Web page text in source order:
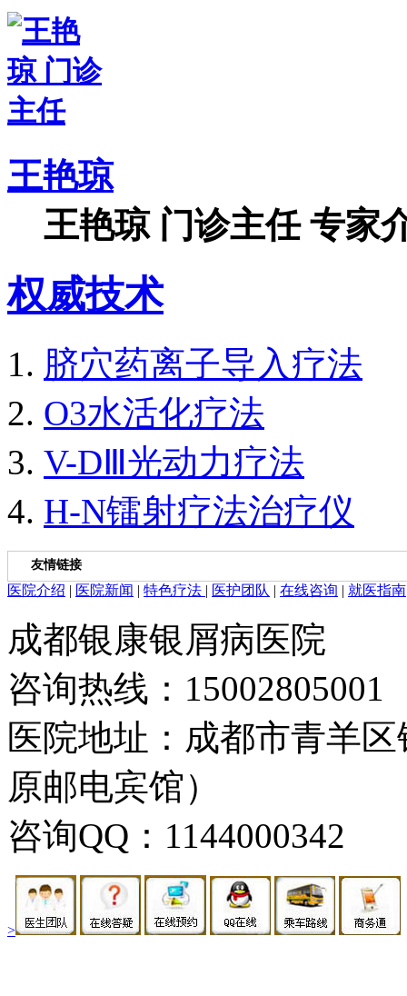
王艳琼
王艳琼 门诊主任 专家
权威技术
脐穴药离子导入疗法
O3水活化疗法
V-DⅢ光动力疗法
H-N镭射疗法治疗仪
友情链接
医院介绍 | 医院新闻 | 特色疗法 | 医护团队 | 在线咨询 | 就医指南
成都银康银屑病医院
咨询热线：15002805001
医院地址：成都市青羊
原邮电宾馆）
咨询QQ：1144000342
>